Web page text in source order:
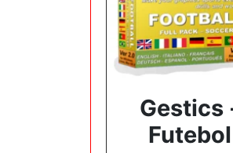
Gestics
Futebol